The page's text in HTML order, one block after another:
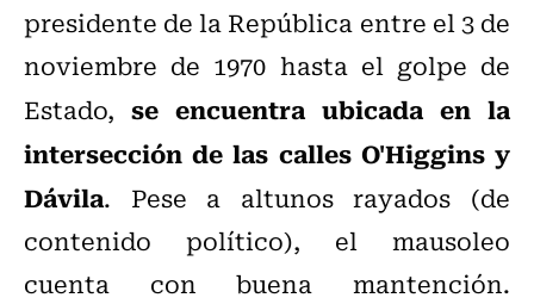
presidente de la República entre el 3 de
noviembre de 1970 hasta el golpe de
Estado, se encuentra ubicada en la
intersección de las calles O'Higgins y
Dávila. Pese a altunos rayados (de
contenido político), el mausoleo
cuenta con buena mantención.